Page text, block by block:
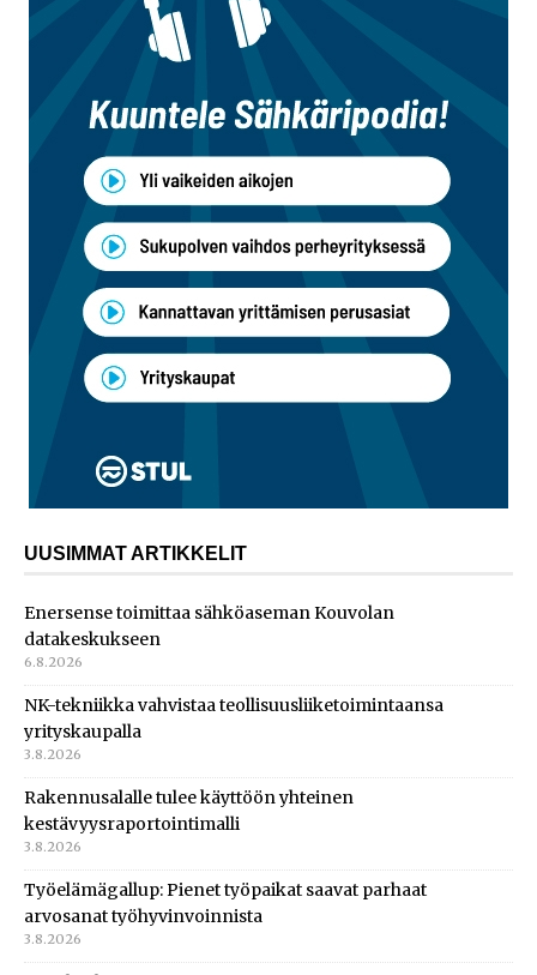
UUSIMMAT ARTIKKELIT
Enersense toimittaa sähköaseman Kouvolan
datakeskukseen
6.8.2026
NK-tekniikka vahvistaa teollisuusliiketoimintaansa
yrityskaupalla
3.8.2026
Rakennusalalle tulee käyttöön yhteinen
kestävyysraportointimalli
3.8.2026
Työelämägallup: Pienet työpaikat saavat parhaat
arvosanat työhyvinvoinnista
3.8.2026